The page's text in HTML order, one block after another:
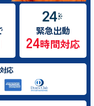
緊急出動
24時間対応
応